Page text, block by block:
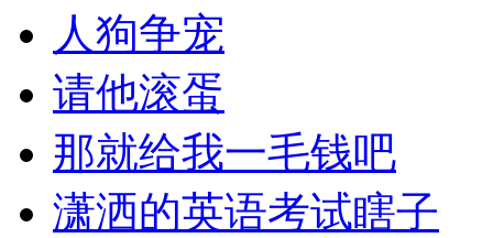
人狗争宠
请他滚蛋
那就给我一毛钱吧
潇洒的英语考试瞎子